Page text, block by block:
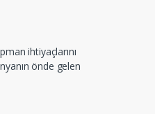
ihtiyaçlarını
önde gelen